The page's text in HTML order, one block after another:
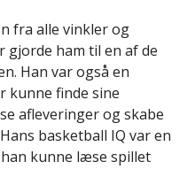
fra alle vinkler og
gjorde ham til en af de
Han var også en
kunne finde sine
afleveringer og skabe
basketball IQ var en
kunne læse spillet